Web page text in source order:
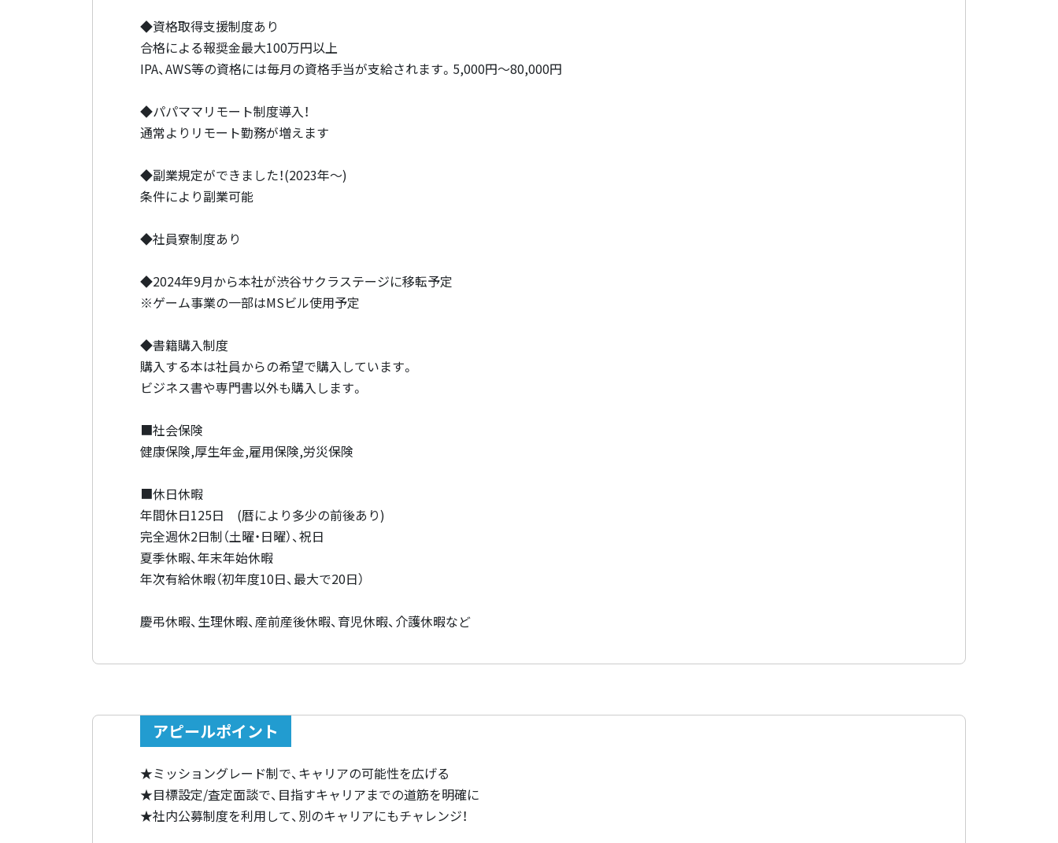
◆資格取得支援制度あり
合格による報奨金最大100万円以上
IPA、AWS等の資格には毎月の資格手当が支給されます。5,000円～80,000円
◆パパママリモート制度導入！
通常よりリモート勤務が増えます
◆副業規定ができました！(2023年～)
条件により副業可能
◆社員寮制度あり
◆2024年9月から本社が渋谷サクラステージに移転予定
※ゲーム事業の一部はMSビル使用予定
◆書籍購入制度
購入する本は社員からの希望で購入しています。
ビジネス書や専門書以外も購入します。
■社会保険
健康保険,厚生年金,雇用保険,労災保険
■休日休暇
年間休日125日 (暦により多少の前後あり)
完全週休2日制（土曜・日曜）、祝日
夏季休暇、年末年始休暇
年次有給休暇（初年度10日、最大で20日）
慶弔休暇、生理休暇、産前産後休暇、育児休暇、介護休暇など
アピールポイント
★ミッショングレード制で、キャリアの可能性を広げる
★目標設定/査定面談で、目指すキャリアまでの道筋を明確に
★社内公募制度を利用して、別のキャリアにもチャレンジ！